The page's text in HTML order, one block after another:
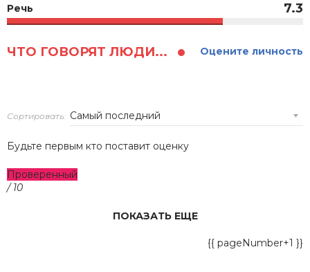
Речь 7.3
ЧТО ГОВОРЯТ ЛЮДИ... Оцените личность
Сортировать:
Будьте первым кто поставит оценку
Проверенный
/ 10
ПОКАЗАТЬ ЕЩЕ
{{ pageNumber+1 }}